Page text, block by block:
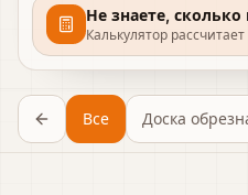
Не знаете, сколько
Калькулятор
Все Доска